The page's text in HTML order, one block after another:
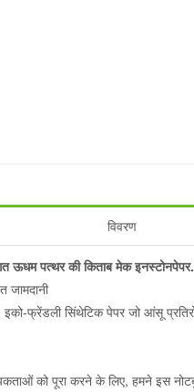
विवरण
ऊधम पत्थर की किताब मेक इनस्टोनपेपर.
जामदानी
फ्रेंडली सिंथेटिक पेपर जो आंसू
को पूरा करने के लिए, हमने इस